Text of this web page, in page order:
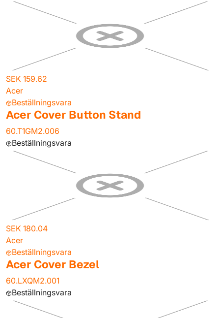
SEK 159.62
Acer
Beställningsvara
Acer Cover Button Stand
60.T1GM2.006
Beställningsvara
SEK 180.04
Acer
Beställningsvara
Acer Cover Bezel
60.LXQM2.001
Beställningsvara